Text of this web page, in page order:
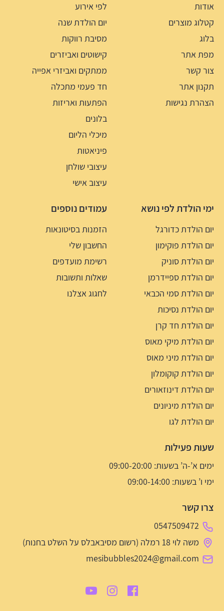
אודות
קטלוג מוצרים
בלוג
מפת אתר
צור קשר
תקנון אתר
הצהרת נגישות
לפי אירוע
יום הולדת שנה
מסיבת רווקות
קישוטים ואביזרים
ממתקים ואביזרי אפייה
חד פעמי מתכלה
הפתעות ואריזות
בלונים
מיכלי הליום
פיניאטות
עיצובי שולחן
עיצוב אישי
ימי הולדת לפי נושא
יום הולדת כדורגל
יום הולדת פוקימון
יום הולדת סוניק
יום הולדת ספיידרמן
יום הולדת סמי הכבאי
יום הולדת נסיכות
יום הולדת חד קרן
יום הולדת מיקי מאוס
יום הולדת מיני מאוס
יום הולדת קוקומלון
יום הולדת דינוזאורים
יום הולדת מיניונים
יום הולדת לגו
עמודים נוספים
הזמנות בסיטונאות
החשבון שלי
רשימת מועדפים
שאלות ותשובות
לחגוג אצלנו
שעות פעילות
ימים א’-ה’ בשעות: 09:00-20:00
ימי ו’ בשעות: 09:00-14:00
צרו קשר
0547509472
משה לוי 18 רמלה (רשום מסיבאבלס על השלט בחנות)
mesibubbles2024@gmail.com